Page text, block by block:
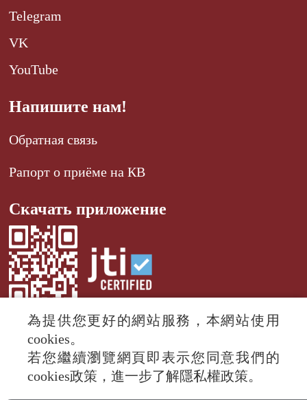
Telegram
VK
YouTube
Напишите нам!
Обратная связь
Рапорт о приёме на КВ
Скачать приложение
© 2024 RTI (Radio Taiwan International).
All rights reserved.
為提供您更好的網站服務，本網站使用
cookies。
若您繼續瀏覽網頁即表示您同意我們的
cookies政策，進一步了解隱私權政策。